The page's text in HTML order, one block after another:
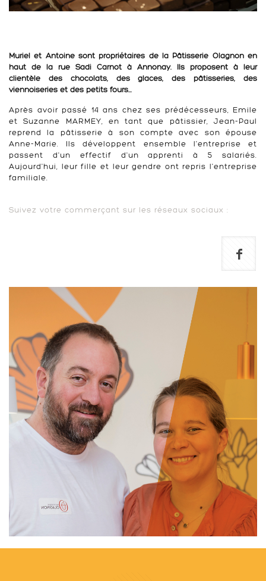
Muriel et Antoine sont propriétaires de la Pâtisserie Olagnon en
haut de la rue Sadi Carnot à Annonay. Ils proposent à leur
clientèle des chocolats, des glaces, des pâtisseries, des
viennoiseries et des petits fours...
Après avoir passé 14 ans chez ses prédécesseurs, Emile
et Suzanne MARMEY, en tant que pâtissier, Jean-Paul
reprend la pâtisserie à son compte avec son épouse
Anne-Marie. Ils développent ensemble l'entreprise et
passent d'un effectif d'un apprenti à 5 salariés.
Aujourd'hui, leur fille et leur gendre ont repris l'entreprise
familiale.
Suivez votre commerçant sur les réseaux sociaux :